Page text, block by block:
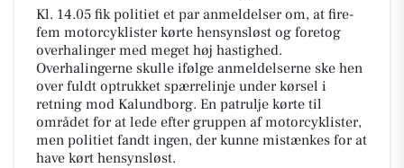
Kl. 14.05 fik politiet et par anmeldelser om, at fire-
fem motorcyklister kørte hensynsløst og foretog
overhalinger med meget høj hastighed.
Overhalingerne skulle ifølge anmeldelserne ske hen
over fuldt optrukket spærrelinje under kørsel i
retning mod Kalundborg. En patrulje kørte til
området for at lede efter gruppen af motorcyklister,
men politiet fandt ingen, der kunne mistænkes for at
have kørt hensynsløst.